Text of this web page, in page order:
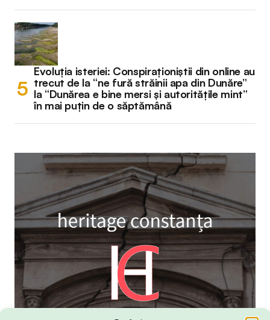
Evoluția isteriei: Conspiraționiștii din online au
trecut de la “ne fură străinii apa din Dunăre”
la “Dunărea e bine mersi și autoritățile mint”
în mai puțin de o săptămână